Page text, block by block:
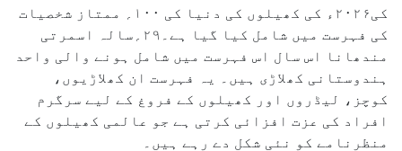
کی۲۰۲۶ء کی کھیلوں کی دنیا کی ۱۰۰؍ ممتاز شخصیات
کی فہرست میں شامل کیا گیا ہے۔۲۹؍سالہ اسمرتی
مندھانا اس سال اس فہرست میں شامل ہونے والی واحد
ہندوستانی کھلاڑی ہیں۔ یہ فہرست ان کھلاڑیوں،
کوچز، لیڈروں اور کھیلوں کے فروغ کے لیے سرگرم
افراد کی عزت افزائی کرتی ہے جو عالمی کھیلوں کے
منظرنامے کو نئی شکل دے رہے ہیں۔